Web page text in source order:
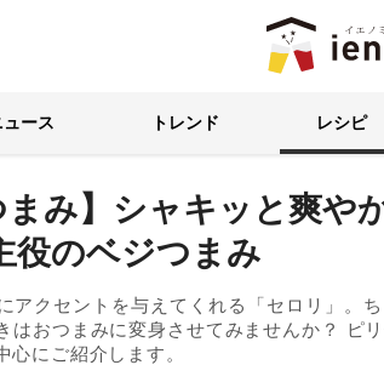
ュース トレンド レシピ
まみ】シャキッと爽や
役のベジつまみ
アクセントを与えてくれる「セロリ」。
はおつまみに変身させてみませんか？ ピ
心にご紹介します。